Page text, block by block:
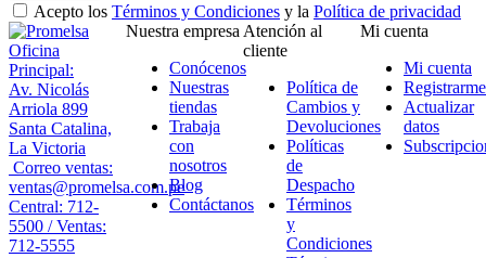
Acepto los Términos y Condiciones y la Política de privacidad
Oficina
Principal:
Av. Nicolás
Arriola 899
Santa Catalina,
La Victoria
Correo ventas:
ventas@promelsa.com.pe
Central: 712-
5500 / Ventas:
712-5555
Nuestra empresa
Conócenos
Nuestras
tiendas
Trabaja
con
nosotros
Blog
Contáctanos
Atención al
cliente
Política de
Cambios y
Devoluciones
Políticas
de
Despacho
Términos
y
Condiciones
Mi cuenta
Mi cuenta
Registrarme
Actualizar
datos